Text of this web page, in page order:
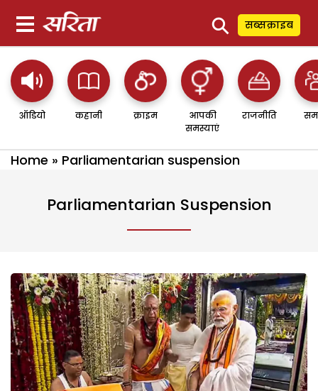
⚲ सब्सक्राइब
ऑडियो कहानी क्राइम
आपकी
समस्याएं
राजनीति
Home » Parliamentarian suspension
Parliamentarian Suspension